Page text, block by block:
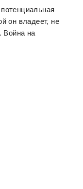
он владеет, не
Война на